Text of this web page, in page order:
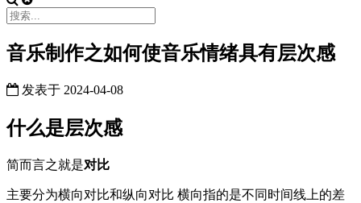
音乐制作之如何使音乐情绪具有层次感
发表于 2024-04-08
什么是层次感
简而言之就是对比
主要分为横向对比和纵向对比 横向指的是不同时间线上的差